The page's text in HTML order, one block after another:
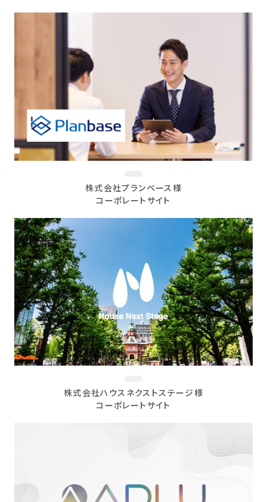
株式会社プランベース様
コーポレートサイト
株式会社ハウスネクストステージ様
コーポレートサイト